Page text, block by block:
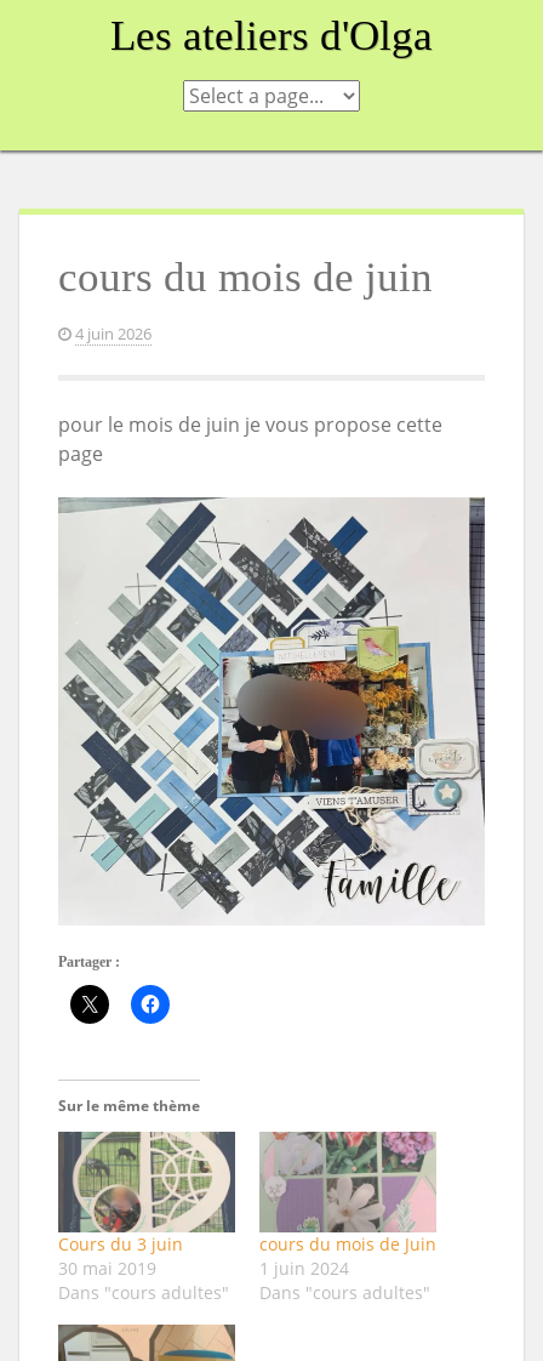
Les ateliers d'Olga
cours du mois de juin
4 juin 2026
pour le mois de juin je vous propose cette
page
Partager :
Sur le même thème
Cours du 3 juin
30 mai 2019
Dans "cours adultes"
cours du mois de Juin
1 juin 2024
Dans "cours adultes"